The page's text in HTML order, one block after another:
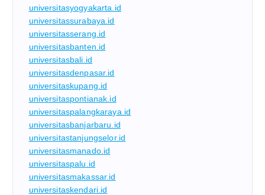
universitasyogyakarta.id
universitassurabaya.id
universitasserang.id
universitasbanten.id
universitasbali.id
universitasdenpasar.id
universitaskupang.id
universitaspontianak.id
universitaspalangkaraya.id
universitasbanjarbaru.id
universitastanjungselor.id
universitasmanado.id
universitaspalu.id
universitasmakassar.id
universitaskendari.id